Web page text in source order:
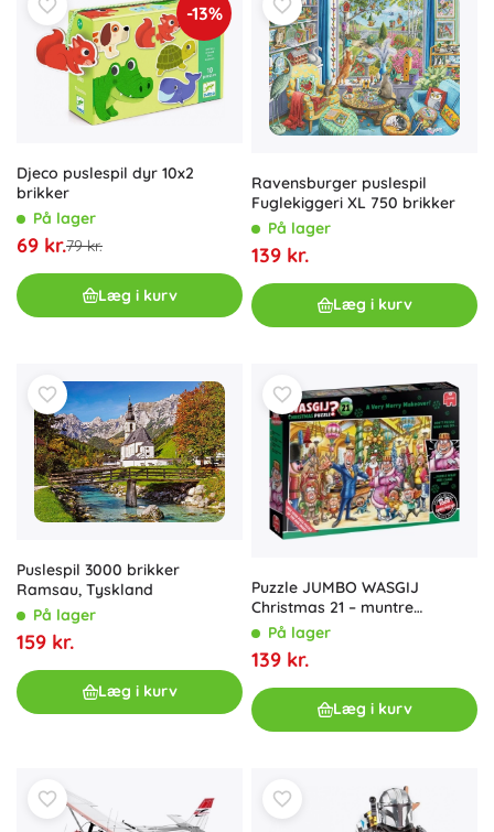
-13%
Djeco puslespil dyr 10x2
brikker
På lager
69 kr.79 kr.
Læg i kurv
Ravensburger puslespil
Fuglekiggeri XL 750 brikker
På lager
139 kr.
Læg i kurv
Puslespil 3000 brikker
Ramsau, Tyskland
På lager
159 kr.
Læg i kurv
Puzzle JUMBO WASGIJ
Christmas 21 – muntre
juleforvandlinger, 2×1000
brikker
På lager
139 kr.
Læg i kurv